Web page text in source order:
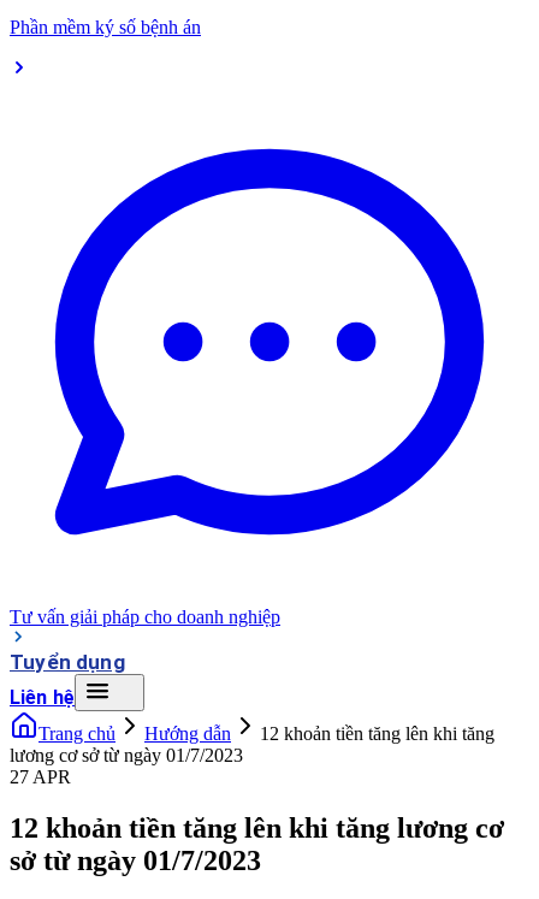
Phần mềm ký số bệnh án
Tư vấn giải pháp cho doanh nghiệp
Tuyển dụng
Liên hệ
Trang chủ Hướng dẫn
12 khoản tiền tăng lên khi tăng
lương cơ sở từ ngày 01/7/2023
27 APR
12 khoản tiền tăng lên khi tăng lương cơ
sở từ ngày 01/7/2023